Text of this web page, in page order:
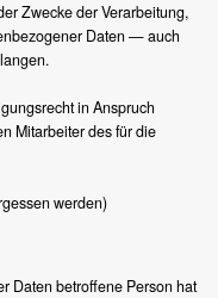
Zwecke der Verarbeitung,
Daten — auch
in Anspruch
Mitarbeiter des für die
werden)
Daten betroffene Person hat